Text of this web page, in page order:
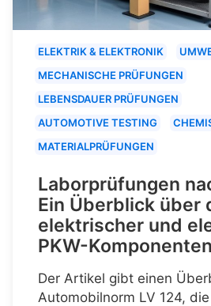
ELEKTRIK & ELEKTRONIK
MECHANISCHE PRÜFUNGEN
LEBENSDAUER PRÜFUNGEN
AUTOMOTIVE TESTING
MATERIALPRÜFUNGEN
Laborprüfungen
Ein Überblick über
elektrischer und
PKW-
Der Artikel gibt einen
Automobilnorm LV 124,